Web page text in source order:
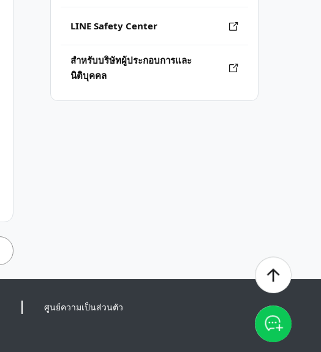
LINE Safety Center
สำหรับบริษัทผู้ประกอบการและ
นิติบุคคล
ศูนย์ความเป็นส่วนตัว